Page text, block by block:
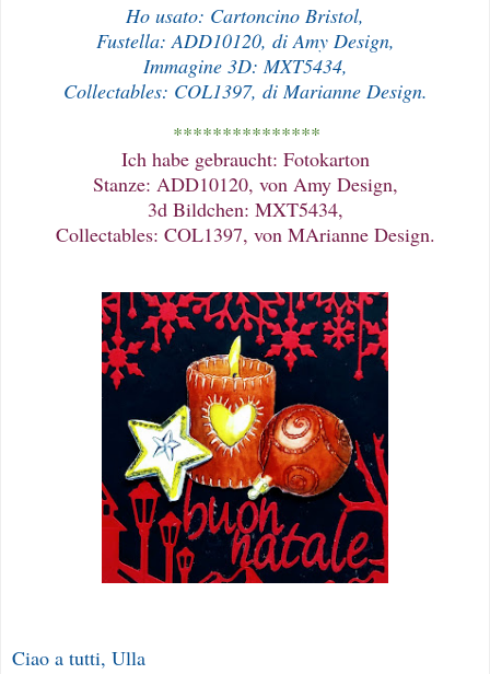
Ho usato: Cartoncino Bristol,
Fustella: ADD10120, di Amy Design,
Immagine 3D: MXT5434,
Collectables: COL1397, di Marianne Design.
***************
Ich habe gebraucht: Fotokarton
Stanze: ADD10120, von Amy Design,
3d Bildchen: MXT5434,
Collectables: COL1397, von MArianne Design.
Ciao a tutti, Ulla